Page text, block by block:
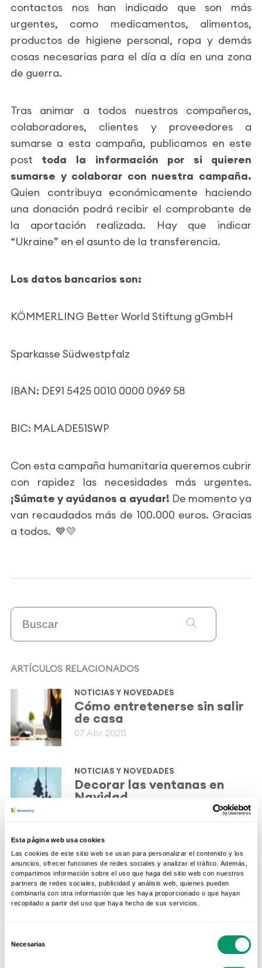
Esta página web usa cookies
Las cookies de este sitio web se usan para personalizar el contenido y los
anuncios, ofrecer funciones de redes sociales y analizar el tráfico. Además,
compartimos información sobre el uso que haga del sitio web con nuestros
partners de redes sociales, publicidad y análisis web, quienes pueden
combinarla con otra información que les haya proporcionado o que hayan
recopilado a partir del uso que haya hecho de sus servicios.
Necesarias
contactos nos han indicado que son más
urgentes, como medicamentos, alimentos,
productos de higiene personal, ropa y demás
cosas necesarias para el día a día en una zona
de guerra.
Tras animar a todos nuestros compañeros,
colaboradores, clientes y proveedores a
sumarse a esta campaña, publicamos en este
post toda la información por si quieren
sumarse y colaborar con nuestra campaña.
Quien contribuya económicamente haciendo
una donación podrá recibir el comprobante de
la aportación realizada. Hay que indicar
“Ukraine” en el asunto de la transferencia.
Los datos bancarios son:
KÖMMERLING Better World Stiftung gGmbH
Sparkasse Südwestpfalz
IBAN: DE91 5425 0010 0000 0969 58
BIC: MALADE51SWP
Con esta campaña humanitaria queremos cubrir
con rapidez las necesidades más urgentes.
¡Súmate y ayúdanos a ayudar! De momento ya
van recaudados más de 100.000 euros. Gracias
a todos. 💙💛
ARTÍCULOS RELACIONADOS
NOTICIAS Y NOVEDADES
Cómo entretenerse sin salir
de casa
07 Abr 2020
NOTICIAS Y NOVEDADES
Decorar las ventanas en
Navidad
NOTICIAS Y NOVEDADES
Participa en el nuevo
concurso de fotografía y
gana increíbles premios
16 Sep 2019